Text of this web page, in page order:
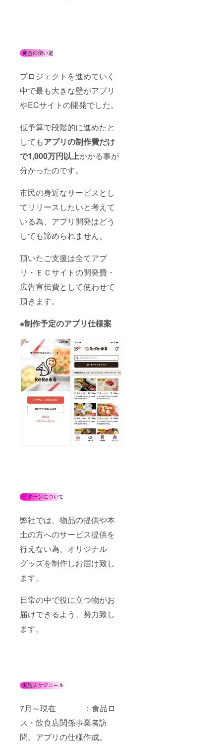
プロジェクトを進めていく
中で最も大きな壁がアプリ
やECサイトの開発でした。
低予算で段階的に進めたと
してもアプリの制作費だけ
で1,000万円以上かかる事が
分かったのです。
市民の身近なサービスとし
てリリースしたいと考えて
いる為、アプリ開発はどう
しても諦められません。
頂いたご支援は全てアプ
リ・ＥＣサイトの開発費・
広告宣伝費として使わせて
頂きます。
※制作予定のアプリ仕様案
弊社では、物品の提供や本
土の方へのサービス提供を
行えない為、オリジナル
グッズを制作しお届け致し
ます。
日常の中で役に立つ物がお
届けできるよう、努力致し
ます。
7月～現在 ：食品ロ
ス・飲食店関係事業者訪
問。アプリの仕様作成。